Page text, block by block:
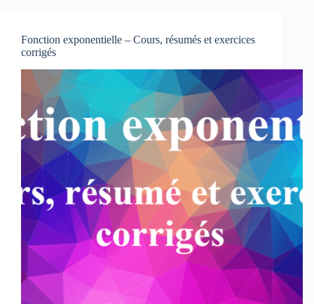
Fonction exponentielle – Cours, résumés et exercices
corrigés